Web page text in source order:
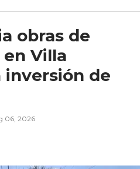
obras de
Villa
inversión de
06, 2026